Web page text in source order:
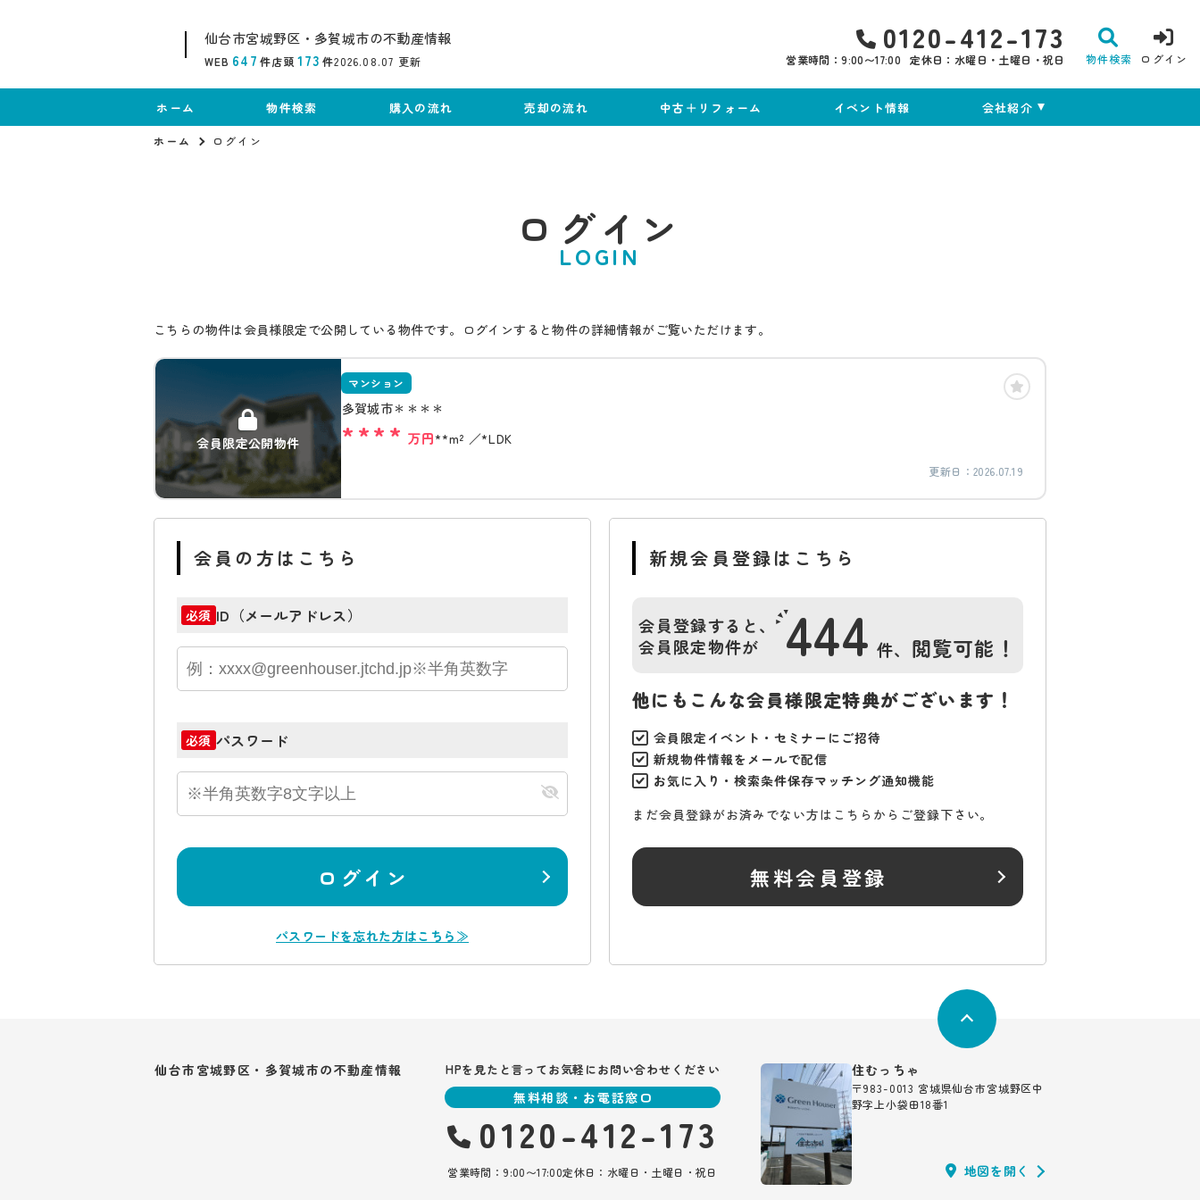
仙台市宮城野区・多賀城市の不動産情報
WEB 647 件店頭 173 件2026.08.07 更新
0120-412-173
営業時間：9:00〜17:00 定休日：水曜日・土曜日・祝日 物件検索 ログイン
ホーム 物件検索 購入の流れ 売却の流れ 中古＋リフォーム イベント情報 会社紹介
ホーム ログイン
ログイン
LOGIN
こちらの物件は会員様限定で公開している物件です。ログインすると物件の詳細情報がご覧いただけます。
会員限定公開物件
マンション
多賀城市＊＊＊＊
**** 万円**m² *LDK
更新日： 2026.07.19
会員の方はこちら
必須 ID（メールアドレス）
必須 パスワード
ログイン
パスワードを忘れた方はこちら≫
新規会員登録はこちら
会員登録すると、
会員限定物件が
444 件、 閲覧可能！
他にもこんな会員様限定特典がございます！
会員限定イベント・セミナーにご招待
新規物件情報をメールで配信
お気に入り・検索条件保存マッチング通知機能
まだ会員登録がお済みでない方はこちらからご登録下さい。
無料会員登録
仙台市宮城野区・多賀城市の不動産情報 HPを見たと言ってお気軽にお問い合わせください
無料相談・お電話窓口
0120-412-173
営業時間：9:00〜17:00定休日：水曜日・土曜日・祝日
住むっちゃ
〒983-0013 宮城県仙台市宮城野区中
野字上小袋田18番1
地図を開く